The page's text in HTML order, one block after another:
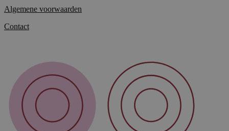
Algemene voorwaarden
Contact